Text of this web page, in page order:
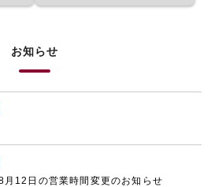
お知らせ
12日の営業時間変更のお知らせ